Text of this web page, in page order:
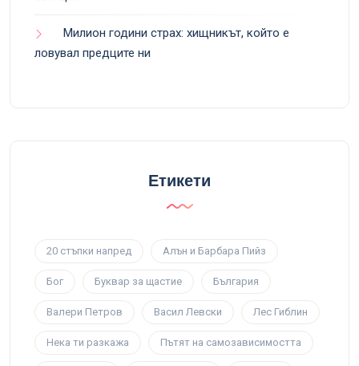
Милион години страх: хищникът, който е
ловувал предците ни
Етикети
20 стъпки напред Алън и Барбара Пийз
Бог Буквар за щастие България
Валери Петров Васил Левски Лес Гиблин
Нека ти разкажа Пътят на самозависимостта